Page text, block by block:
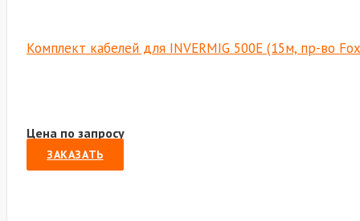
Комплект кабелей для INVERMIG 500E (15м, пр-во
Цена по запросу
ЗАКАЗАТЬ